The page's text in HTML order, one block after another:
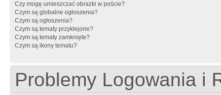
Czy mogę umieszczać obrazki w poście?
Czym są globalne ogłoszenia?
Czym są ogłoszenia?
Czym są tematy przyklejone?
Czym są tematy zamknięte?
Czym są ikony tematu?
Problemy Logowania i